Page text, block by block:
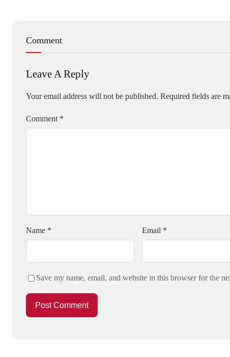
Comment
Leave A Reply
Your email address will not be published. Required fields are
Comment *
Name * Email *
Save my name, email, and website in this browser for the